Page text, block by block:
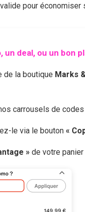
pour économiser
deal, ou un bon
de la boutique Marks
carrousels de
le via le bouton «
» de votre